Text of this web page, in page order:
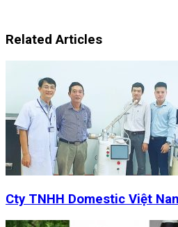
Related Articles
Cty TNHH Domestic Việt